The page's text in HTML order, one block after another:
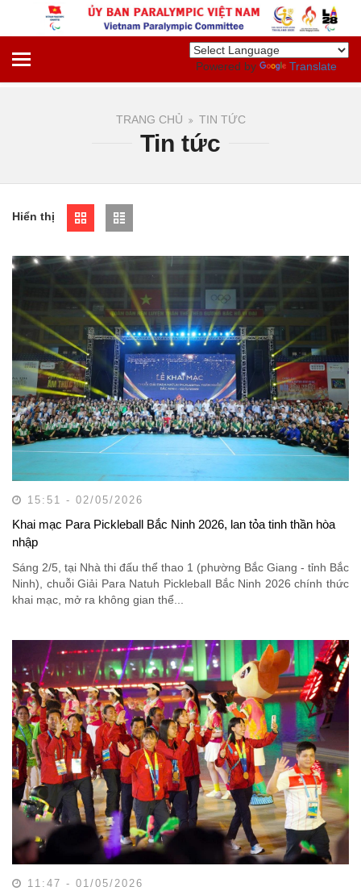
Powered by Translate
TRANG CHỦ TIN TỨC
Tin tức
Hiển thị
15:51 - 02/05/2026
Khai mạc Para Pickleball Bắc Ninh 2026, lan tỏa tinh thần hòa
nhập
Sáng 2/5, tại Nhà thi đấu thể thao 1 (phường Bắc Giang - tỉnh Bắc
Ninh), chuỗi Giải Para Natuh Pickleball Bắc Ninh 2026 chính thức
khai mạc, mở ra không gian thể...
11:47 - 01/05/2026